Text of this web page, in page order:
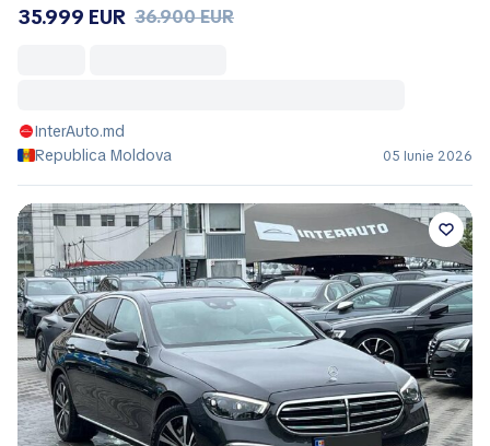
35.999 EUR 36.900 EUR
InterAuto.md
Republica Moldova
05 Iunie 2026